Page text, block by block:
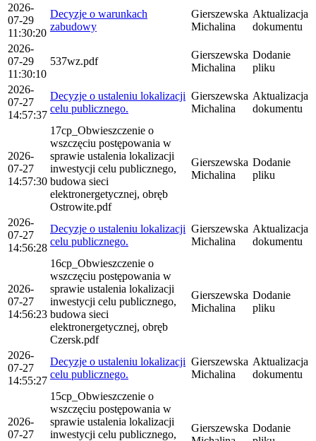
2026-
07-29
11:30:20
Decyzje o warunkach
zabudowy
Gierszewska
Michalina
Aktualizacja
dokumentu
2026-
07-29
11:30:10
537wz.pdf
Gierszewska
Michalina
Dodanie
pliku
2026-
07-27
14:57:37
Decyzje o ustaleniu lokalizacji
celu publicznego.
Gierszewska
Michalina
Aktualizacja
dokumentu
2026-
07-27
14:57:30
17cp_Obwieszczenie o
wszczęciu postępowania w
sprawie ustalenia lokalizacji
inwestycji celu publicznego,
budowa sieci
elektronergetycznej, obręb
Ostrowite.pdf
Gierszewska
Michalina
Dodanie
pliku
2026-
07-27
14:56:28
Decyzje o ustaleniu lokalizacji
celu publicznego.
Gierszewska
Michalina
Aktualizacja
dokumentu
2026-
07-27
14:56:23
16cp_Obwieszczenie o
wszczęciu postępowania w
sprawie ustalenia lokalizacji
inwestycji celu publicznego,
budowa sieci
elektronergetycznej, obręb
Czersk.pdf
Gierszewska
Michalina
Dodanie
pliku
2026-
07-27
14:55:27
Decyzje o ustaleniu lokalizacji
celu publicznego.
Gierszewska
Michalina
Aktualizacja
dokumentu
2026-
07-27
15cp_Obwieszczenie o
wszczęciu postępowania w
sprawie ustalenia lokalizacji
inwestycji celu publicznego,
Gierszewska Dodanie